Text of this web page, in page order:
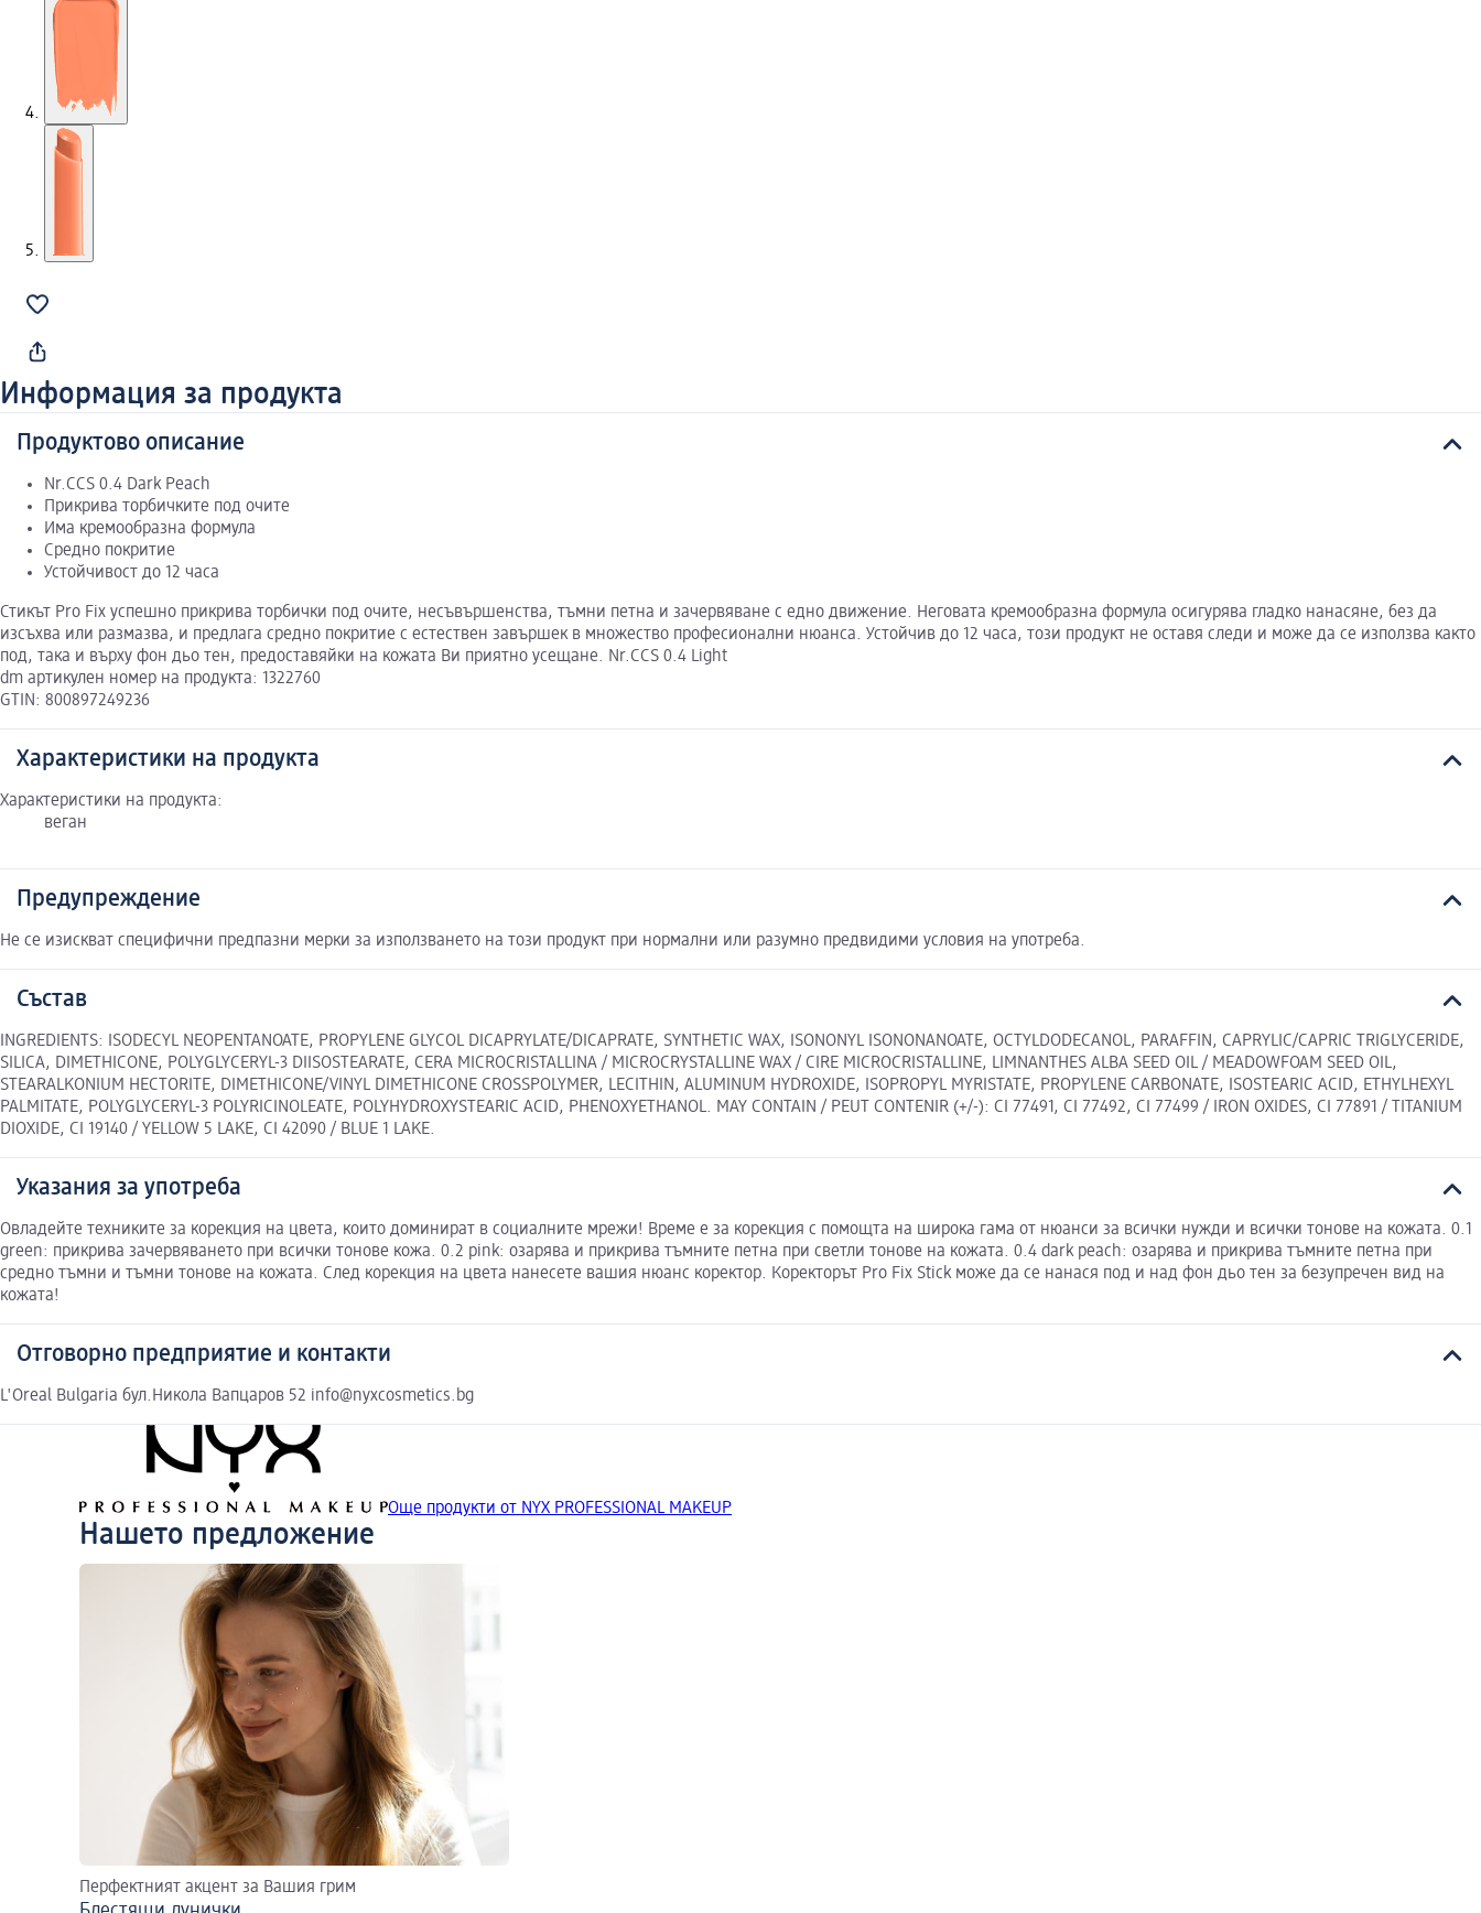
Информация за продукта
Продуктово описание
Nr.CCS 0.4 Dark Peach
Прикрива торбичките под очите
Има кремообразна формула
Средно покритие
Устойчивост до 12 часа
Стикът Pro Fix успешно прикрива торбички под очите, несъвършенства, тъмни петна и зачервяване с едно движение. Неговата кремообразна формула осигурява гладко нанасяне, без да
изсъхва или размазва, и предлага средно покритие с естествен завършек в множество професионални нюанса. Устойчив до 12 часа, този продукт не оставя следи и може да се използва както
под, така и върху фон дьо тен, предоставяйки на кожата Ви приятно усещане. Nr.CCS 0.4 Light
dm артикулен номер на продукта: 1322760
GTIN: 800897249236
Характеристики на продукта
Характеристики на продукта:
веган
Предупреждение
Не се изискват специфични предпазни мерки за използването на този продукт при нормални или разумно предвидими условия на употреба.
Състав
INGREDIENTS: ISODECYL NEOPENTANOATE, PROPYLENE GLYCOL DICAPRYLATE/DICAPRATE, SYNTHETIC WAX, ISONONYL ISONONANOATE, OCTYLDODECANOL, PARAFFIN, CAPRYLIC/CAPRIC TRIGLYCERIDE,
SILICA, DIMETHICONE, POLYGLYCERYL-3 DIISOSTEARATE, CERA MICROCRISTALLINA / MICROCRYSTALLINE WAX / CIRE MICROCRISTALLINE, LIMNANTHES ALBA SEED OIL / MEADOWFOAM SEED OIL,
STEARALKONIUM HECTORITE, DIMETHICONE/VINYL DIMETHICONE CROSSPOLYMER, LECITHIN, ALUMINUM HYDROXIDE, ISOPROPYL MYRISTATE, PROPYLENE CARBONATE, ISOSTEARIC ACID, ETHYLHEXYL
PALMITATE, POLYGLYCERYL-3 POLYRICINOLEATE, POLYHYDROXYSTEARIC ACID, PHENOXYETHANOL. MAY CONTAIN / PEUT CONTENIR (+/-): CI 77491, CI 77492, CI 77499 / IRON OXIDES, CI 77891 / TITANIUM
DIOXIDE, CI 19140 / YELLOW 5 LAKE, CI 42090 / BLUE 1 LAKE.
Указания за употреба
Овладейте техниките за корекция на цвета, които доминират в социалните мрежи! Време е за корекция с помощта на широка гама от нюанси за всички нужди и всички тонове на кожата. 0.1
green: прикрива зачервяването при всички тонове кожа. 0.2 pink: озарява и прикрива тъмните петна при светли тонове на кожата. 0.4 dark peach: озарява и прикрива тъмните петна при
средно тъмни и тъмни тонове на кожата. След корекция на цвета нанесете вашия нюанс коректор. Коректорът Pro Fix Stick може да се нанася под и над фон дьо тен за безупречен вид на
кожата!
Отговорно предприятие и контакти
L'Oreal Bulgaria бул.Никола Вапцаров 52 info@nyxcosmetics.bg
Още продукти от NYX PROFESSIONAL MAKEUP
Нашето предложение
Перфектният акцент за Вашия грим